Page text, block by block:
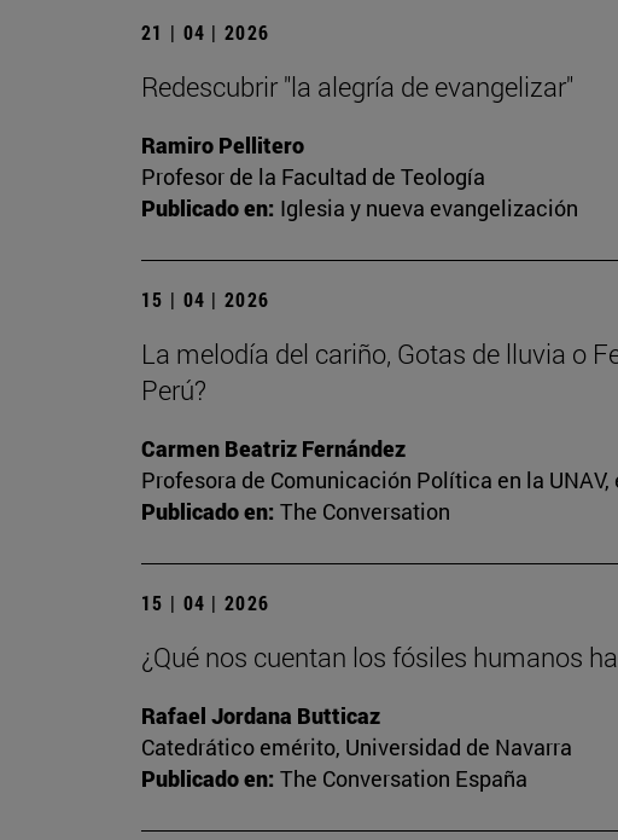
21 | 04 | 2026
Redescubrir "la alegría de evangelizar"
Ramiro Pellitero
Profesor de la Facultad de Teología
Publicado en: Iglesia y nueva evangelización
15 | 04 | 2026
La melodía del cariño, Gotas de lluvia o
Perú?
Carmen Beatriz Fernández
Profesora de Comunicación Política en la UNAV,
Publicado en: The Conversation
15 | 04 | 2026
¿Qué nos cuentan los fósiles humanos
Rafael Jordana Butticaz
Catedrático emérito, Universidad de Navarra
Publicado en: The Conversation España